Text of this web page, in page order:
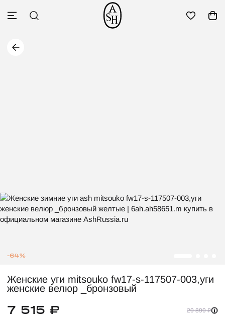
-64%
Женские уги mitsouko fw17-s-117507-003,уги
женские велюр _бронзовый
7 515 ₽ 20 890 ₽